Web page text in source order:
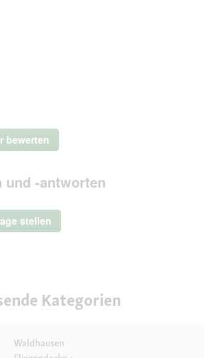
bewerten
und -antworten
stellen
Kategorien
Waldhausen